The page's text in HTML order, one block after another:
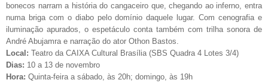
bonecos narram a história do cangaceiro que, chegando ao inferno, entra
numa briga com o diabo pelo domínio daquele lugar. Com cenografia e
iluminação apurados, o espetáculo conta também com trilha sonora de
André Abujamra e narração do ator Othon Bastos.
Local: Teatro da CAIXA Cultural Brasília (SBS Quadra 4 Lotes 3/4)
Dias: 10 a 13 de novembro
Hora: Quinta-feira a sábado, às 20h; domingo, às 19h